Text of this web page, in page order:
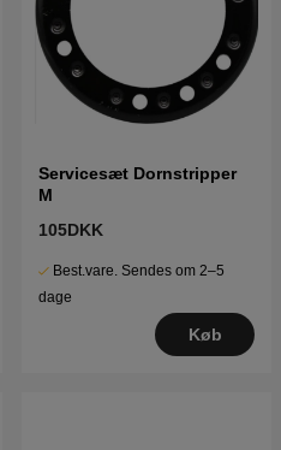
Servicesæt Dornstripper
M
105DKK
Best.vare. Sendes om 2–5
dage
Køb